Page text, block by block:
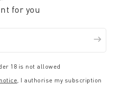
for you
18 is not allowed
, I authorise my subscription